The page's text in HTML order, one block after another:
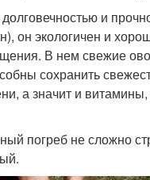
и
он экологичен и
В нем свежие
сохранить
а значит и
погреб не сложно